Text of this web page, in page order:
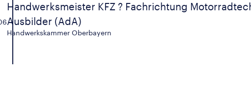
Handwerksmeister KFZ ? Fachrichtung
Ausbilder (AdA)
Handwerkskammer Oberbayern